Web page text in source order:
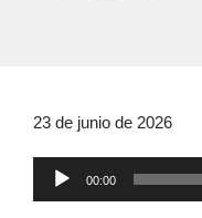
23 de junio de 2026
00:00